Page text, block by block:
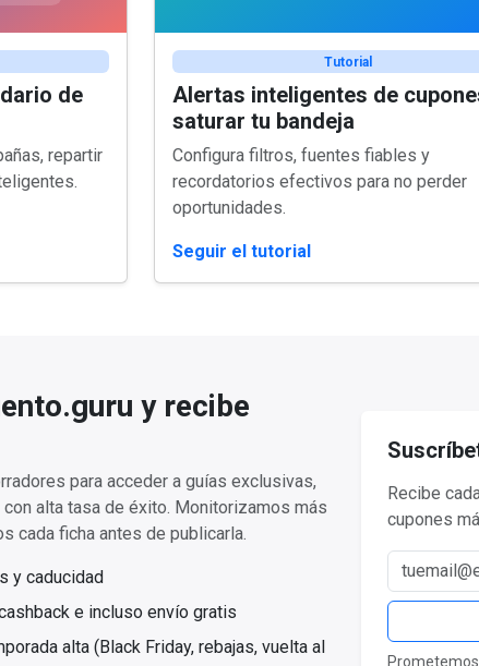
de
repartir
Tutorial
Alertas inteligentes de
saturar tu bandeja
Configura filtros, fuentes fiables y
recordatorios efectivos para no perder
oportunidades.
Seguir el tutorial
y recibe
para acceder a guías exclusivas,
alta tasa de éxito. Monitorizamos más
cada ficha antes de publicarla.
y caducidad
e incluso envío gratis
alta (Black Friday, rebajas, vuelta al
Recibe
cupones
Correo